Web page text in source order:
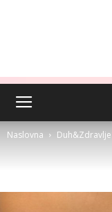
Naslovna Duh&Zdravlje